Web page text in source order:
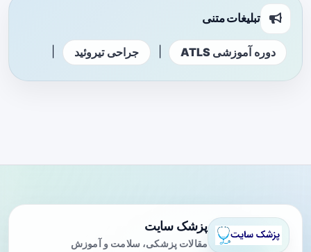
تبلیغات متنی
دوره آموزشی ATLS جراحی تیروئید
پزشک سایت
مقالات پزشکی، سلامت و آموزش